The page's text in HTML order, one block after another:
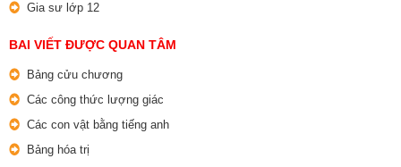
Gia sư lớp 12
BAI VIẾT ĐƯỢC QUAN TÂM
Bảng cửu chương
Các công thức lượng giác
Các con vật bằng tiếng anh
Bảng hóa trị